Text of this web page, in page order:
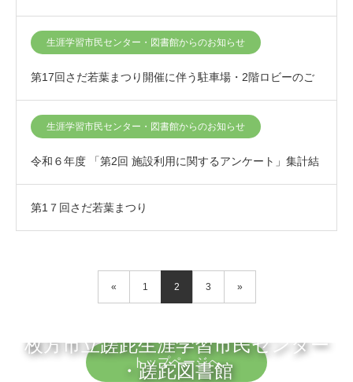
(土)～5月25日(日)
生涯学習市民センター・図書館からのお知らせ
第17回さだ若葉まつり開催に伴う駐車場・2階ロビーのご
利用について
生涯学習市民センター・図書館からのお知らせ
令和６年度 「第2回 施設利用に関するアンケート」集計結
果について
第1７回さだ若葉まつり
« 1 2 3 »
トップページへ
枚方市立蹉跎生涯学習市民センター
・蹉跎図書館